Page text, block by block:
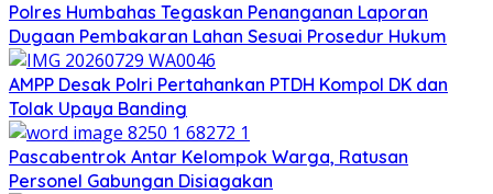
Polres Humbahas Tegaskan Penanganan Laporan
Dugaan Pembakaran Lahan Sesuai Prosedur Hukum
AMPP Desak Polri Pertahankan PTDH Kompol DK dan
Tolak Upaya Banding
Pascabentrok Antar Kelompok Warga, Ratusan
Personel Gabungan Disiagakan